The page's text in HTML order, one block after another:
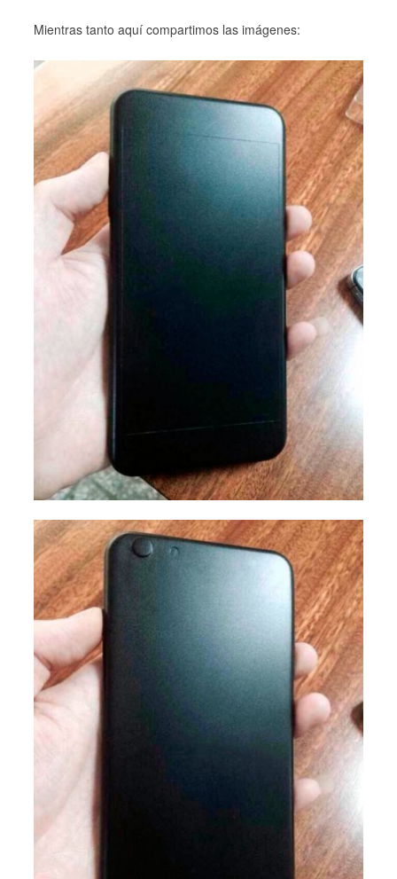
Mientras tanto aquí compartimos las imágenes: